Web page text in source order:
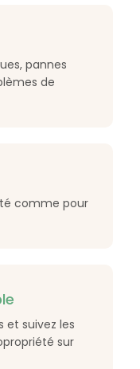
pannes
de
comme pour
et suivez les
sur